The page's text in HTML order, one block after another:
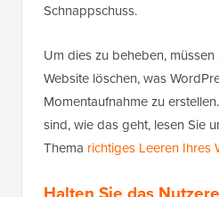
Schnappschuss.
Um dies zu beheben,
Website löschen, was
Momentaufnahme zu
sind, wie das geht, lesen Sie
Thema richtiges Leeren Ihres